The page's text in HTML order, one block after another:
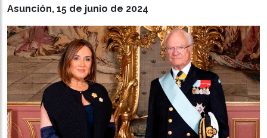
Asunción, 15 de junio de 2024